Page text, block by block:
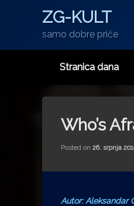
ZG-KULT
samo dobre priče
Stranica dana
Who’s
Posted on 26. srpnja
Autor: Aleksandar